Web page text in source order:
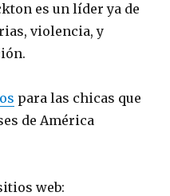
es un líder ya de
violencia, y
para las chicas que
de América
web: